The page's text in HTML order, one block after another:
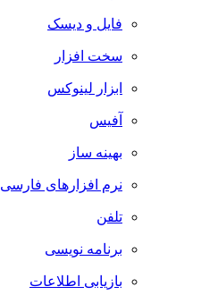
فایل و دیسک
سخت افزار
ابزار لینوکس
آفیس
بهینه ساز
نرم افزارهای فارسی
تلفن
برنامه نویسی
بازیابی اطلاعات